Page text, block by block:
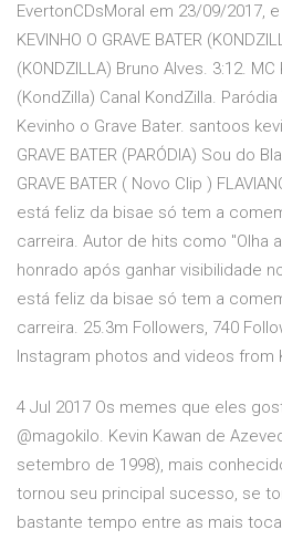
EvertonCDsMoral em 23/09/2017,
KEVINHO O GRAVE BATER
(KONDZILLA) Bruno Alves. 3:12.
(KondZilla) Canal KondZilla.
Kevinho o Grave Bater. santoos
GRAVE BATER (PARÓDIA) Sou do
GRAVE BATER ( Novo Clip )
está feliz da bisae só tem a
carreira. Autor de hits como "Olha
honrado após ganhar visibilidade
está feliz da bisae só tem a
carreira. 25.3m Followers, 740
Instagram photos and videos from
4 Jul 2017 Os memes que eles
@magokilo. Kevin Kawan de
setembro de 1998), mais
tornou seu principal sucesso, se
bastante tempo entre as mais